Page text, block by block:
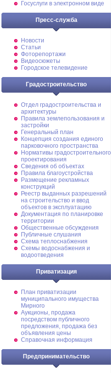
Госуслуги в электронном виде
Пресс-служба
Новости
Статьи
Фоторепортажи
Видеосюжеты
Городское телевидение
Градостроительство
Отдел градостроительства и
архитектуры
Правила землепользования и
застройки
Генеральный план
Концепция создания единого
парковочного пространства
Нормативы градостроительного
проектирования
Сведения об объектах
Правила благоустройства
Размещение рекламных
конструкций
Реестр выданных разрешений
на строительство и ввод
объектов в эксплуатацию
Документация по планировке
территории
Общественные обсуждения
Публичные слушания
Схема теплоснабжения
Схемы водоснабжения и
водоотведения
Приватизация
План приватизации
муниципального имущества
Мирного
Аукционы, продажа
посредством публичного
предложения, продажа без
объявления цены
Справочная информация
Предпринимательство